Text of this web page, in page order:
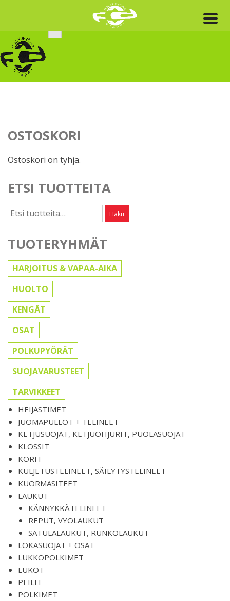
content
OSTOSKORI
Ostoskori on tyhjä.
ETSI TUOTTEITA
Etsi: Haku
TUOTERYHMÄT
HARJOITUS & VAPAA-AIKA
HUOLTO
KENGÄT
OSAT
POLKUPYÖRÄT
SUOJAVARUSTEET
TARVIKKEET
HEIJASTIMET
JUOMAPULLOT + TELINEET
KETJUSUOJAT, KETJUOHJURIT, PUOLASUOJAT
KLOSSIT
KORIT
KULJETUSTELINEET, SÄILYTYSTELINEET
KUORMASITEET
LAUKUT
KÄNNYKKÄTELINEET
REPUT, VYÖLAUKUT
SATULALAUKUT, RUNKOLAUKUT
LOKASUOJAT + OSAT
LUKKOPOLKIMET
LUKOT
PEILIT
POLKIMET